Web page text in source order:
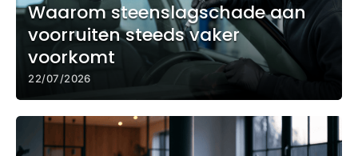
Waarom steenslagschade aan
voorruiten steeds vaker
voorkomt
22/07/2026